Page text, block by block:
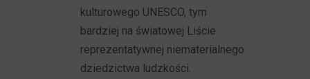
kulturowego UNESCO, tym
bardziej na światowej Liście
reprezentatywnej niematerialnego
dziedzictwa ludzkości.